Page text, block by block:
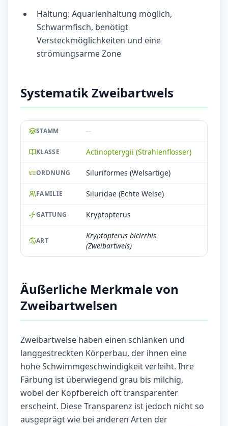
Haltung: Aquarienhaltung möglich,
Schwarmfisch, benötigt
Versteckmöglichkeiten und eine
strömungsarme Zone
Systematik Zweibartwels
STAMM --
KLASSE Actinopterygii (Strahlenflosser)
ORDNUNG Siluriformes (Welsartige)
FAMILIE Siluridae (Echte Welse)
GATTUNG Kryptopterus
ART
Kryptopterus bicirrhis
(Zweibartwels)
Äußerliche Merkmale von
Zweibartwelsen
Zweibartwelse haben einen schlanken und
langgestreckten Körperbau, der ihnen eine
hohe Schwimmgeschwindigkeit verleiht. Ihre
Färbung ist überwiegend grau bis milchig,
wobei der Kopfbereich oft transparenter
erscheint. Diese Transparenz ist jedoch nicht so
ausgeprägt wie bei anderen Arten der